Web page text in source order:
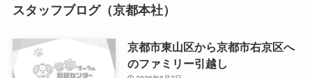
スタッフブログ（京都本社）
京都市東山区から京都市右京区へ
のファミリー引越し